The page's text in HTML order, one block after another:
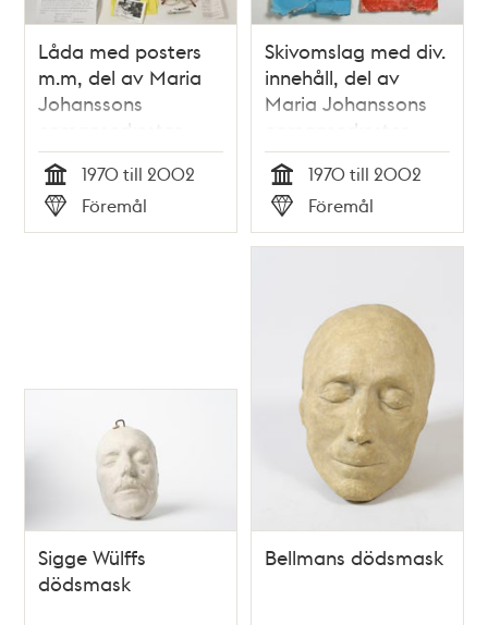
Låda med posters
m.m, del av Maria
Johanssons
enmansorkester
Tid
1970 till 2002
Typ
Föremål
Skivomslag med div.
innehåll, del av
Maria Johanssons
enmansorkester
Tid
1970 till 2002
Typ
Föremål
Sigge Wülffs
dödsmask
Bellmans dödsmask